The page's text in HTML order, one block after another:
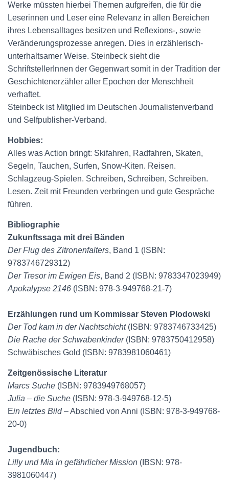
Werke müssten hierbei Themen aufgreifen, die für die
Leserinnen und Leser eine Relevanz in allen Bereichen
ihres Lebensalltages besitzen und Reflexions-, sowie
Veränderungsprozesse anregen. Dies in erzählerisch-
unterhaltsamer Weise. Steinbeck sieht die
SchriftstellerInnen der Gegenwart somit in der Tradition der
Geschichtenerzähler aller Epochen der Menschheit
verhaftet.
Steinbeck ist Mitglied im Deutschen Journalistenverband
und Selfpublisher-Verband.
Hobbies:
Alles was Action bringt: Skifahren, Radfahren, Skaten,
Segeln, Tauchen, Surfen, Snow-Kiten. Reisen.
Schlagzeug-Spielen. Schreiben, Schreiben, Schreiben.
Lesen. Zeit mit Freunden verbringen und gute Gespräche
führen.
Bibliographie
Zukunftssaga mit drei Bänden
Der Flug des Zitronenfalters, Band 1 (ISBN:
9783746729312)
Der Tresor im Ewigen Eis, Band 2 (ISBN: 9783347023949)
Apokalypse 2146 (ISBN: 978-3-949768-21-7)
Erzählungen rund um Kommissar Steven Plodowski
Der Tod kam in der Nachtschicht(ISBN: 9783746733425)
Die Rache der Schwabenkinder(ISBN: 9783750412958)
Schwäbisches Gold (ISBN: 9783981060461)
Zeitgenössische Literatur
Marcs Suche (ISBN: 9783949768057)
Julia – die Suche (ISBN: 978-3-949768-12-5)
Ein letztes Bild– Abschied von Anni (ISBN: 978-3-949768-
20-0)
Jugendbuch:
Lilly und Mia in gefährlicher Mission (IBSN: 978-
3981060447)